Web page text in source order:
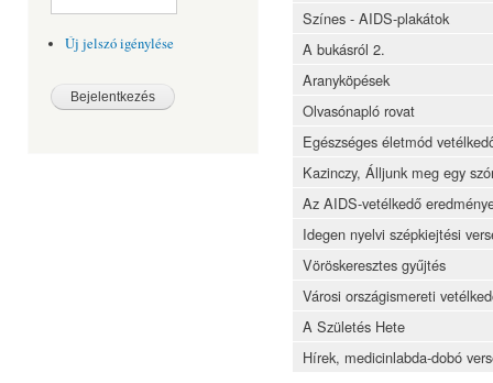
Új jelszó igénylése
Színes - AIDS-plakátok
A bukásról 2.
Aranyköpések
Olvasónapló rovat
Egészséges életmód
Kazinczy, Álljunk meg egy
Az AIDS-vetélkedő
Idegen nyelvi szépkiejtési
Vöröskeresztes gyűjtés
Városi országismereti
A Születés Hete
Hírek, medicinlabda-dobó